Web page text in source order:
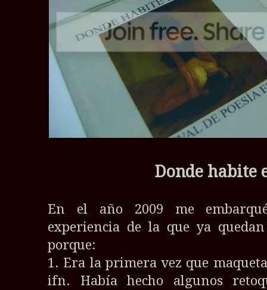
Donde habite
En el año 2009 me
experiencia de la que ya
porque:
1. Era la primera vez que
ifn. Había hecho algunos